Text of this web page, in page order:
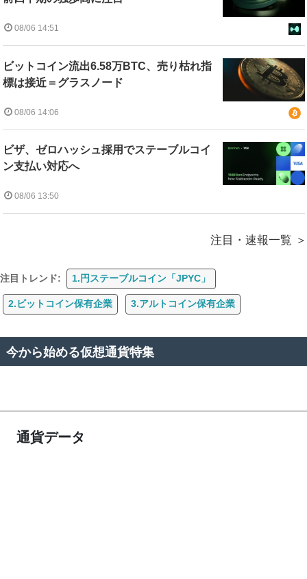
08/06 14:51
ビットコイン流出6.58万BTC、売り枯れ指
標は接近＝グラスノード
08/06 14:06
ビザ、ゼロハッシュ採用でステーブルコイ
ン支払い対応へ
08/06 13:50
注目・速報一覧
注目トレンド: 1.円ステーブルコイン「JPYC」
2.ビットコイン保有企業 3.アルトコイン保有企業
今から始める仮想通貨特集
通貨データ